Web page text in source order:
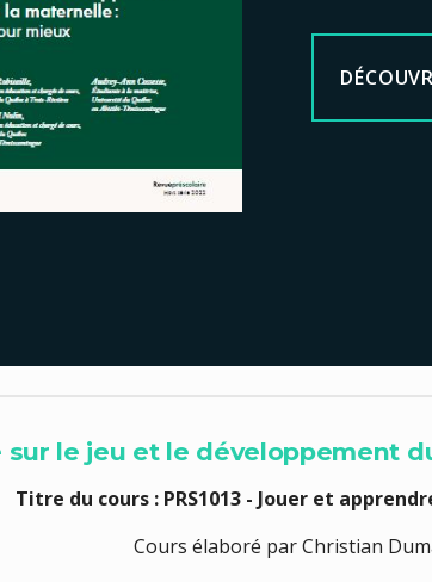
sur le jeu et le développement
Titre du cours : PRS1013 - Jouer et
Cours élaboré par Christian